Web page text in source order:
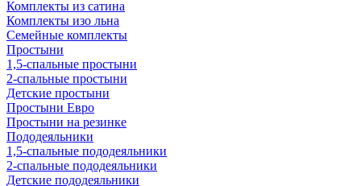
Комплекты из сатина
Комплекты изо льна
Семейные комплекты
Простыни
1,5-спальные простыни
2-спальные простыни
Детские простыни
Простыни Евро
Простыни на резинке
Пододеяльники
1,5-спальные пододеяльники
2-спальные пододеяльники
Детские пододеяльники